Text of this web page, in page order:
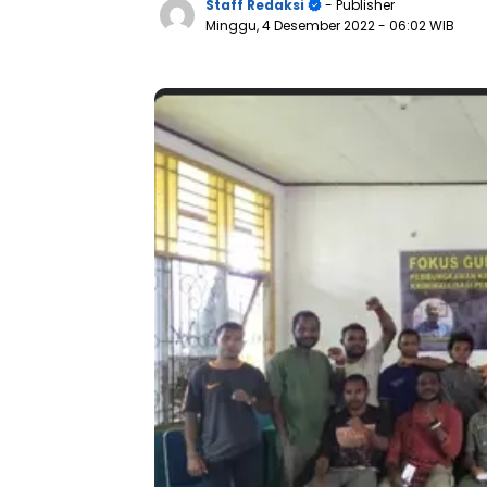
Staff Redaksi
- Publisher
Minggu, 4 Desember 2022- 06:02 WIB